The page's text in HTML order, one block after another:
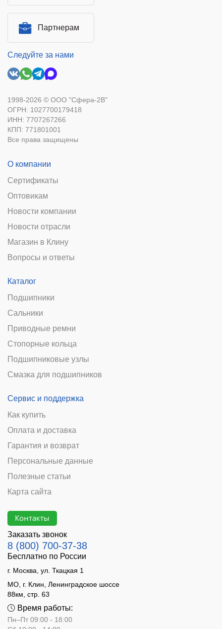
Партнерам
Следуйте за нами
1998-2026 © ООО "Сфера-2В"
ОГРН: 1027700179418
ИНН: 7707267266
КПП: 771801001
Все права защищены
О компании
Сертификаты
Оптовикам
Новости компании
Новости отрасли
Магазин в Клину
Вопросы и ответы
Каталог
Подшипники
Сальники
Приводные ремни
Стопорные кольца
Подшипниковые узлы
Смазка для подшипников
Сервис и поддержка
Как купить
Оплата и доставка
Гарантия и возврат
Персональные данные
Полезные статьи
Карта сайта
Контакты
Заказать звонок
8 (800) 700-37-38
Бесплатно по России
г. Москва, ул. Ткацкая 1
МО, г. Клин, Ленинградское шоссе
88км, стр. 63
Время работы:
Пн–Пт 09:00 - 18:00